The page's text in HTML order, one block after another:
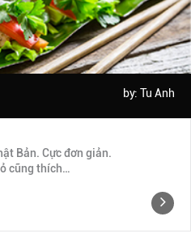
by: Tu Anh
Bản. Cực đơn giản.
cũng thích…